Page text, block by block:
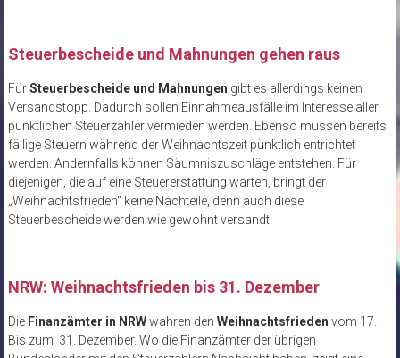
Steuerbescheide und Mahnungen gehen raus
FürSteuerbescheide und Mahnungen gibt es allerdings keinen
Versandstopp. Dadurch sollen Einnahmeausfälle im Interesse aller
pünktlichen Steuerzahler vermieden werden. Ebenso müssen bereits
fällige Steuern während der Weihnachtszeit pünktlich entrichtet
werden. Andernfalls können Säumniszuschläge entstehen. Für
diejenigen, die auf eine Steuererstattung warten, bringt der
„Weihnachtsfrieden“ keine Nachteile, denn auch diese
Steuerbescheide werden wie gewohnt versandt.
NRW: Weihnachtsfrieden bis 31. Dezember
Die Finanzämter in NRWwahren den Weihnachtsfrieden vom 17.
Bis zum 31. Dezember. Wo die Finanzämter der übrigen